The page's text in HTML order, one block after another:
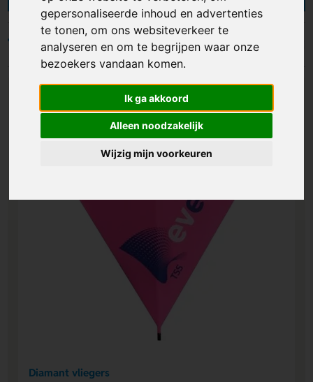
gepersonaliseerde inhoud en advertenties
te tonen, om ons websiteverkeer te
analyseren en om te begrijpen waar onze
bezoekers vandaan komen.
Ik ga akkoord
Alleen noodzakelijk
Wijzig mijn voorkeuren
hebt de keuze uit diverse soorten vliegers, zoals
goedkope vliegers, diamant vliegers, delta
vliegers en kindervliegers waarop getekend kan
worden. Het doek van de vliegers is verkrijgbaar
in iedere gewenste kleur en kan volledig naar
wens bedrukt worden met een logo of andere
opdruk. Met bedrukte vliegers gun je ontvangers
speelplezier en kies je voor een opvallende
manier om je merk te promoten!
Filters
Diamant vliegers